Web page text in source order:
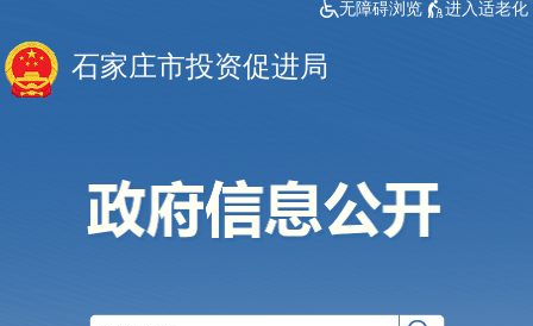
无障碍浏览 进入适老化
石家庄市投资促进局